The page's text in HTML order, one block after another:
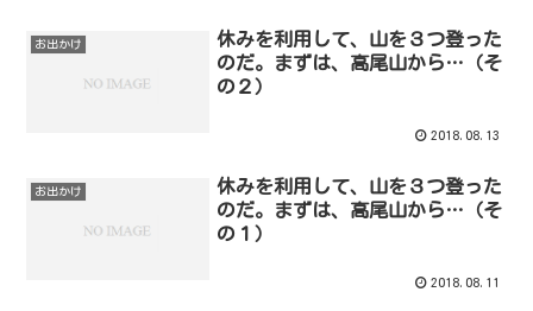
お出かけ
休みを利用して、山を３つ登った
のだ。まずは、高尾山から…（そ
の２）
2018.08.13
お出かけ
休みを利用して、山を３つ登った
のだ。まずは、高尾山から…（そ
の１）
2018.08.11